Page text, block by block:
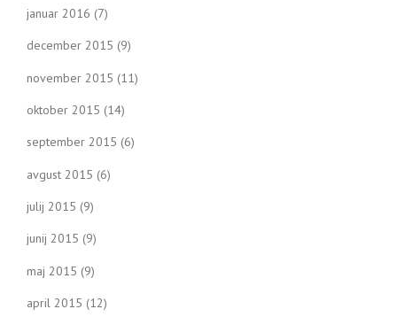
januar 2016 (7)
december 2015 (9)
november 2015 (11)
oktober 2015 (14)
september 2015 (6)
avgust 2015 (6)
julij 2015 (9)
junij 2015 (9)
maj 2015 (9)
april 2015 (12)